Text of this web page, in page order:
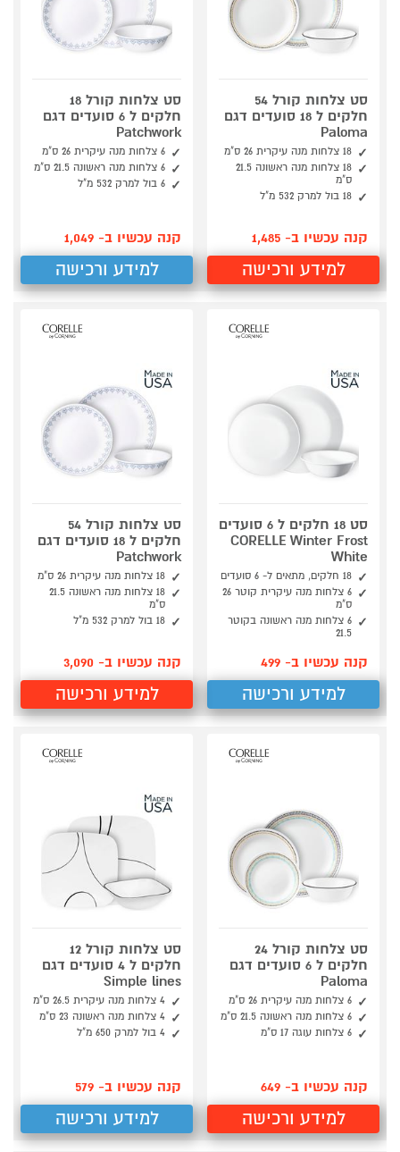
סט צלחות קורל 54
חלקים ל 18 סועדים דגם
Paloma
18 צלחות מנה עיקרית 26 ס"מ
18 צלחות מנה ראשונה 21.5
ס"מ
18 בול למרק 532 מ"ל
קנה עכשיו ב- 1,485
למידע ורכישה
סט צלחות קורל 18
חלקים ל 6 סועדים דגם
Patchwork
6 צלחות מנה עיקרית 26 ס"מ
6 צלחות מנה ראשונה 21.5 ס"מ
6 בול למרק 532 מ"ל
קנה עכשיו ב- 1,049
למידע ורכישה
סט 18 חלקים ל 6 סועדים
CORELLE Winter Frost
White
18 חלקים, מתאים ל- 6 סועדים
6 צלחות מנה עיקרית קוטר 26
ס"מ
6 צלחות מנה ראשונה בקוטר
21.5
קנה עכשיו ב- 499
למידע ורכישה
סט צלחות קורל 54
חלקים ל 18 סועדים דגם
Patchwork
18 צלחות מנה עיקרית 26 ס"מ
18 צלחות מנה ראשונה 21.5
ס"מ
18 בול למרק 532 מ"ל
קנה עכשיו ב- 3,090
למידע ורכישה
סט צלחות קורל 24
חלקים ל 6 סועדים דגם
Paloma
6 צלחות מנה עיקרית 26 ס"מ
6 צלחות מנה ראשונה 21.5 ס"מ
6 צלחות עוגה 17 ס"מ
קנה עכשיו ב- 649
למידע ורכישה
סט צלחות קורל 12
חלקים ל 4 סועדים דגם
Simple lines
4 צלחות מנה עיקרית 26.5 ס"מ
4 צלחות מנה ראשונה 23 ס"מ
4 בול למרק 650 מ"ל
קנה עכשיו ב- 579
למידע ורכישה